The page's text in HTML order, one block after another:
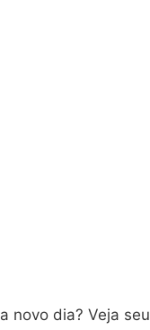
novo dia? Veja seu